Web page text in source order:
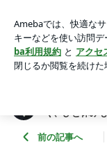
すく、続けやすく
アプリをダウンロ
ょう。
く、ひと休み
前の記事へ